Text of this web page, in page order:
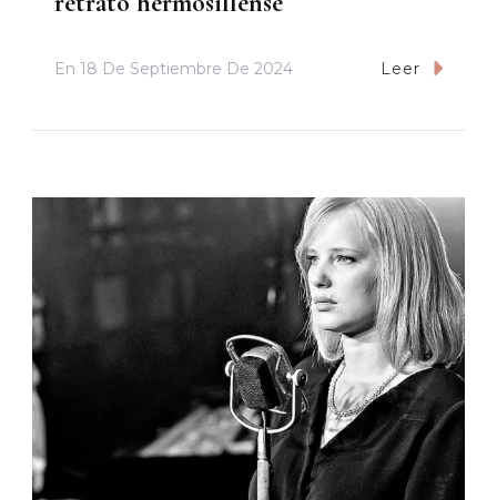
En 18 De Septiembre De 2024 Leer